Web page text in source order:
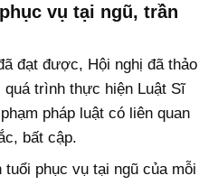
vụ tại ngũ, trần
đạt được, Hội nghị đã thảo
quá trình thực hiện Luật Sĩ
pháp luật có liên quan
bất cập.
tuổi phục vụ tại ngũ của mỗi